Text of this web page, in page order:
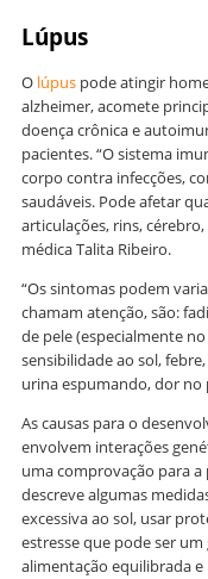
Lúpus
O lúpus pode atingir
alzheimer, acomete
doença crônica e
pacientes. “O sistema
corpo contra infecções,
saudáveis. Pode afetar
articulações, rins,
médica Talita Ribeiro.
“Os sintomas podem
chamam atenção, são:
de pele (especialmente
sensibilidade ao sol,
urina espumando, dor no
As causas para o
envolvem interações
uma comprovação para
descreve algumas
excessiva ao sol, usar
estresse que pode ser
alimentação equilibrada